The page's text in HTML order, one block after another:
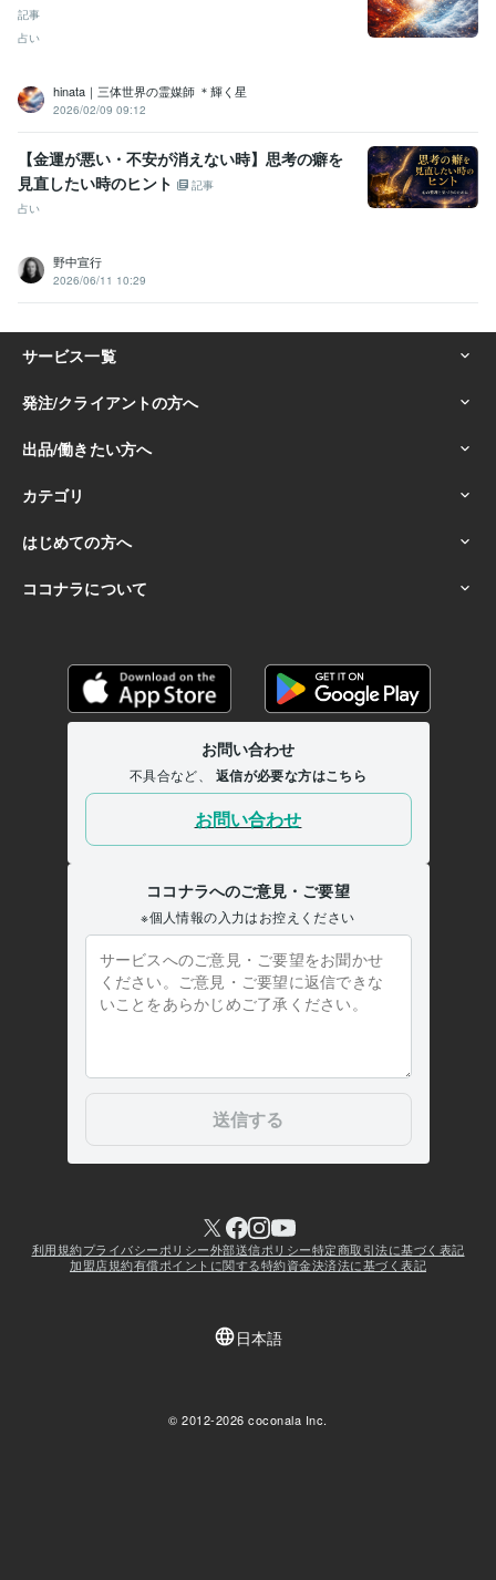
記事
占い
hinata｜三体世界の霊媒師 ＊輝く星
2026/02/09 09:12
【金運が悪い・不安が消えない時】思考の癖を
見直したい時のヒント
記事
占い
野中宣行
2026/06/11 10:29